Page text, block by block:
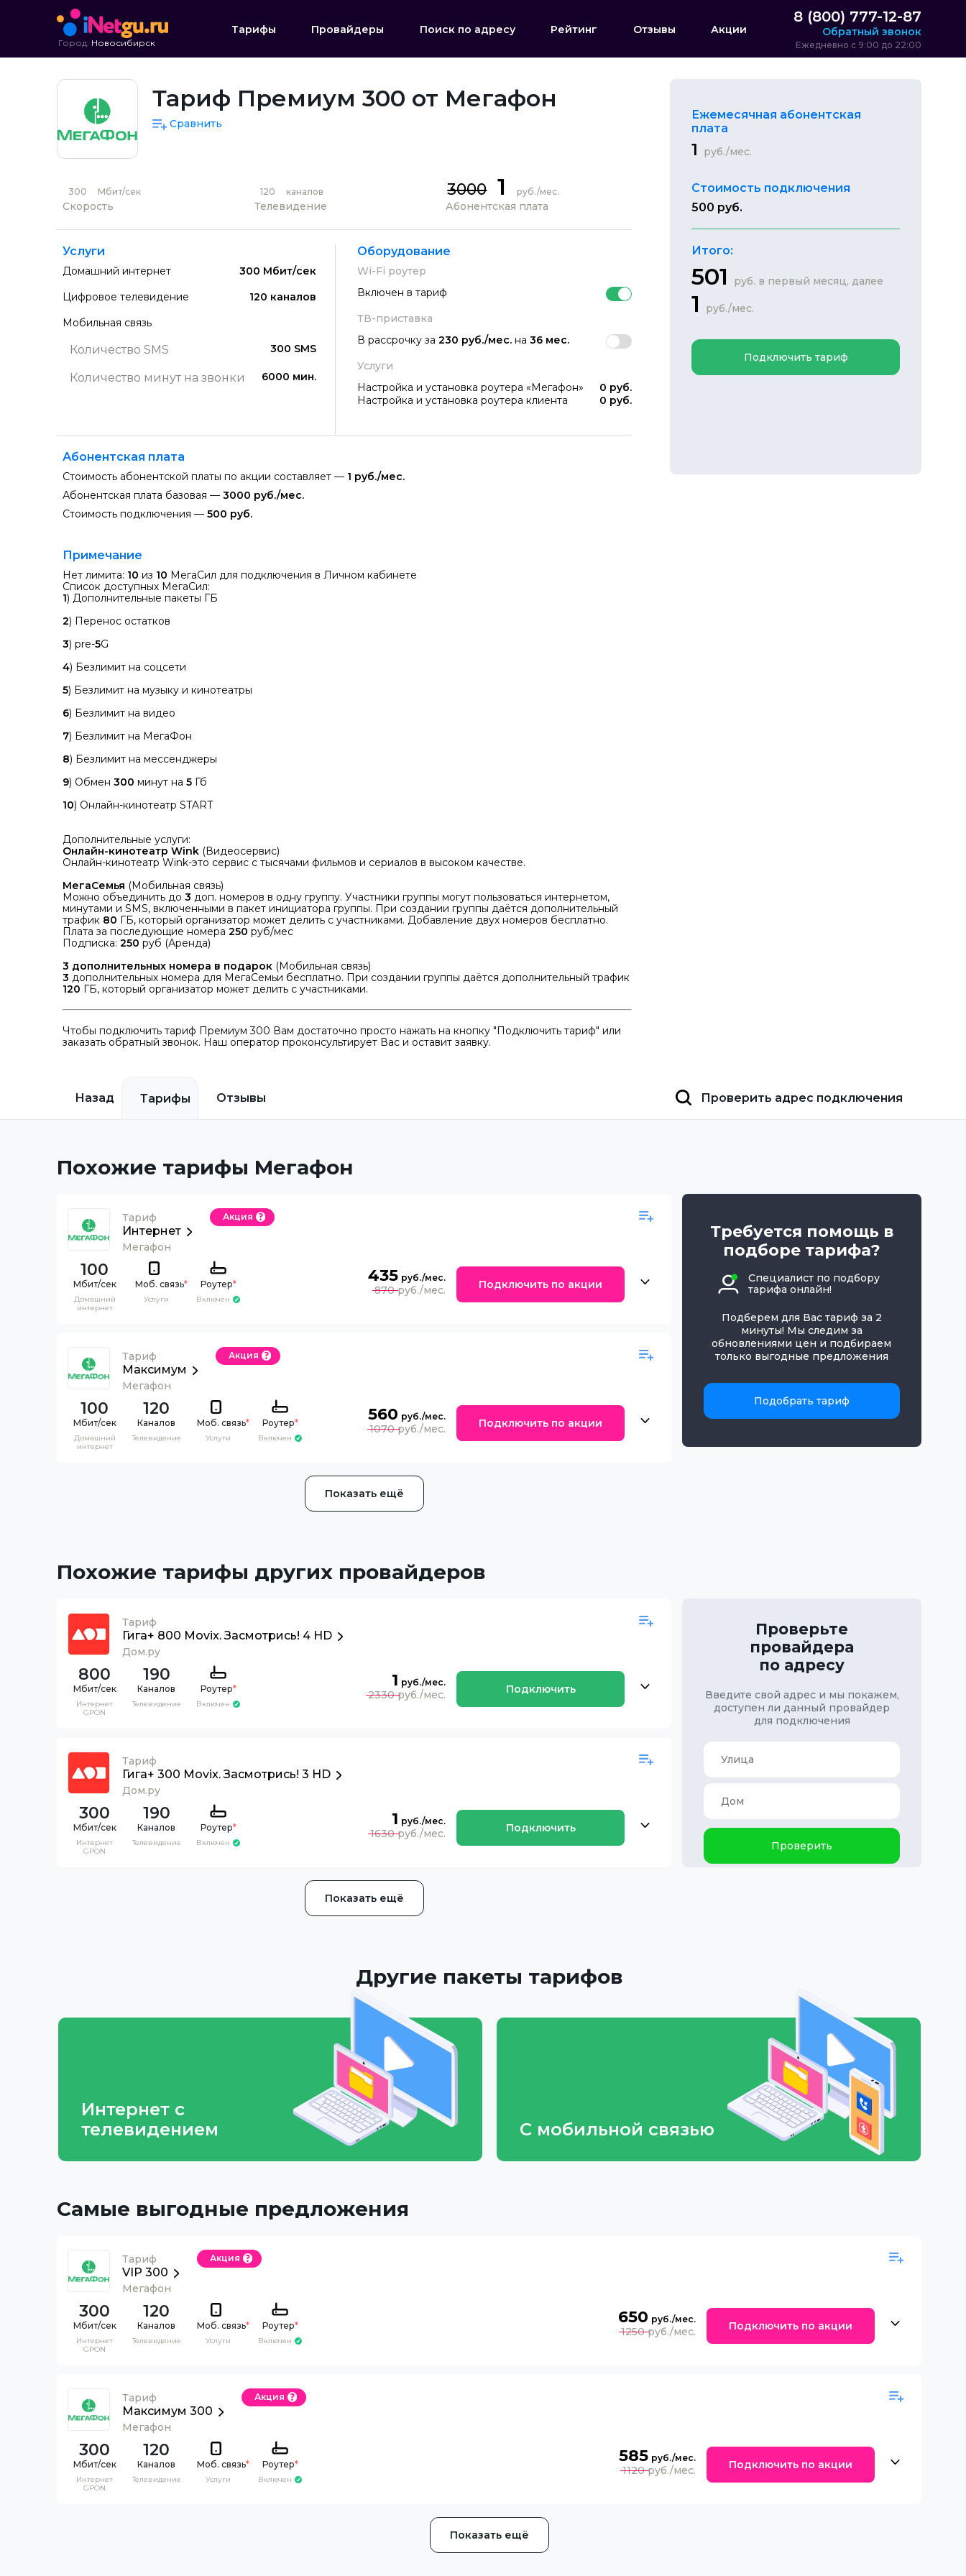
Город: Новосибирск
Тарифы Провайдеры Поиск по адресу Рейтинг Отзывы Акции
8 (800) 777-12-87
Обратный звонок
Ежедневно с 9:00 до 22:00
Тариф Премиум 300 от Мегафон
Сравнить
300 Мбит/сек
Скорость
120 каналов
Телевидение
3000 1 руб./мес.
Абонентская плата
Услуги
Домашний интернет
300 Мбит/сек
Цифровое телевидение
120 каналов
Мобильная связь
Количество SMS 300 SMS
Количество минут на звонки 6000 мин.
Оборудование
Wi-Fi роутер
Включен в тариф
ТВ-приставка
В рассрочку за 230 руб./мес. на 36 мес.
Услуги
Настройка и установка роутера «Мегафон»
0 руб.
Настройка и установка роутера клиента
0 руб.
Абонентская плата
Стоимость абонентской платы по акции составляет — 1 руб./мес.
Абонентская плата базовая — 3000 руб./мес.
Стоимость подключения — 500 руб.
Примечание
Нет лимита: 10 из 10 МегаСил для подключения в Личном кабинете
Список доступных МегаСил:
1) Дополнительные пакеты ГБ
2) Перенос остатков
3) pre-5G
4) Безлимит на соцсети
5) Безлимит на музыку и кинотеатры
6) Безлимит на видео
7) Безлимит на МегаФон
8) Безлимит на мессенджеры
9) Обмен 300 минут на 5 Гб
10) Онлайн-кинотеатр START
Дополнительные услуги:
Онлайн-кинотеатр Wink (Видеосервис)
Онлайн-кинотеатр Wink-это сервис с тысячами фильмов и сериалов в высоком качестве.
МегаСемья (Мобильная связь)
Можно объединить до 3 доп. номеров в одну группу. Участники группы могут пользоваться интернетом,
минутами и SMS, включенными в пакет инициатора группы. При создании группы даётся дополнительный
трафик 80 ГБ, который организатор может делить с участниками. Добавление двух номеров бесплатно.
Плата за последующие номера 250 руб/мес
Подписка: 250 руб (Аренда)
3 дополнительных номера в подарок (Мобильная связь)
3 дополнительных номера для МегаСемьи бесплатно. При создании группы даётся дополнительный трафик
120 ГБ, который организатор может делить с участниками.
Чтобы подключить тариф Премиум 300 Вам достаточно просто нажать на кнопку "Подключить тариф" или
заказать обратный звонок. Наш оператор проконсультирует Вас и оставит заявку.
Ежемесячная абонентская
плата
1 руб./мес.
Стоимость подключения
500 руб.
Итого:
501 руб. в первый месяц, далее
1 руб./мес.
Подключить тариф
Назад Тарифы Отзывы Проверить адрес подключения
Похожие тарифы Мегафон
Тариф
Интернет
Мегафон
Акция
100
Домашний
интернет
Моб. связь*
Услуги
Роутер*
Включен
435
870 Подключить по акции
Тариф
Максимум
Мегафон
Акция
100
Домашний
интернет
120
Каналов
Телевидение
Моб. связь*
Услуги
Роутер*
Включен
560
1070 Подключить по акции
Показать ещё
Требуется помощь в
подборе тарифа?
Специалист по подбору
тарифа онлайн!
Подберем для Вас тариф за 2
минуты! Мы следим за
обновлениями цен и подбираем
только выгодные предложения
Подобрать тариф
Похожие тарифы других провайдеров
Тариф
Гига+ 800 Movix. Засмотрись! 4 HD
Дом.ру
800
Интернет
GPON
190
Каналов
Телевидение
Роутер*
Включен
1
2330 Подключить
Тариф
Гига+ 300 Movix. Засмотрись! 3 HD
Дом.ру
300
Интернет
GPON
190
Каналов
Телевидение
Роутер*
Включен
1
1630 Подключить
Показать ещё
Проверьте
провайдера
по адресу
Введите свой адрес и мы покажем,
доступен ли данный провайдер
для подключения
Проверить
Другие пакеты тарифов
Интернет с
телевидением
С мобильной связью
Самые выгодные предложения
Тариф
VIP 300
Мегафон
Акция
300
Интернет
GPON
120
Каналов
Телевидение
Моб. связь*
Услуги
Роутер*
Включен
650
1250 Подключить по акции
Тариф
Максимум 300
Мегафон
Акция
300
Интернет
GPON
120
Каналов
Телевидение
Моб. связь*
Услуги
Роутер*
Включен
585
1120 Подключить по акции
Показать ещё